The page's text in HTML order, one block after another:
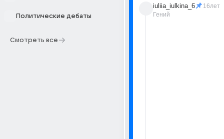
Политические дебаты
Смотреть все
iuliia_iulkina_6
Гений
16лет